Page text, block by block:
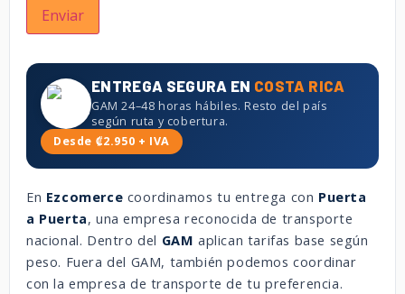
ENTREGA SEGURA EN COSTA RICA
GAM 24–48 horas hábiles. Resto del país
según ruta y cobertura.
Desde ₡2.950 + IVA
En Ezcomerce coordinamos tu entrega con Puerta
a Puerta, una empresa reconocida de transporte
nacional. Dentro del GAM aplican tarifas base según
peso. Fuera del GAM, también podemos coordinar
con la empresa de transporte de tu preferencia.